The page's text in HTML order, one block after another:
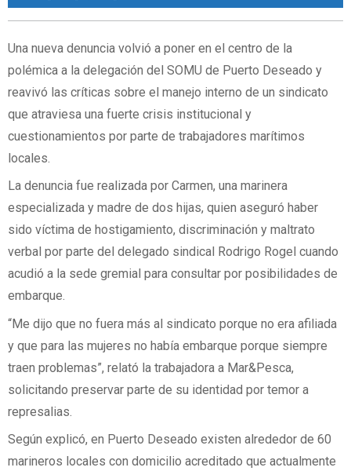
Una nueva denuncia volvió a poner en el centro de la
polémica a la delegación del SOMU de Puerto Deseado y
reavivó las críticas sobre el manejo interno de un sindicato
que atraviesa una fuerte crisis institucional y
cuestionamientos por parte de trabajadores marítimos
locales.
La denuncia fue realizada por Carmen, una marinera
especializada y madre de dos hijas, quien aseguró haber
sido víctima de hostigamiento, discriminación y maltrato
verbal por parte del delegado sindical Rodrigo Rogel cuando
acudió a la sede gremial para consultar por posibilidades de
embarque.
“Me dijo que no fuera más al sindicato porque no era afiliada
y que para las mujeres no había embarque porque siempre
traen problemas”, relató la trabajadora a Mar&Pesca,
solicitando preservar parte de su identidad por temor a
represalias.
Según explicó, en Puerto Deseado existen alrededor de 60
marineros locales con domicilio acreditado que actualmente